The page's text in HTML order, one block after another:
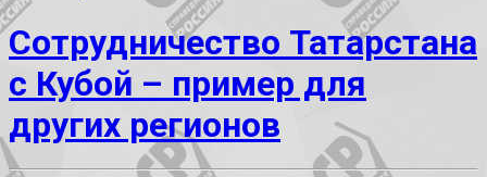
Сотрудничество Татарстана
с Кубой – пример для
других регионов